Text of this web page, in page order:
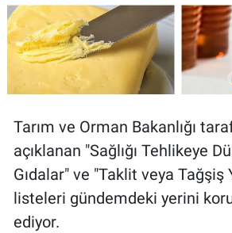
Tarım ve Orman Bakanlığı
açıklanan "Sağlığı Tehlikeye
Gıdalar" ve "Taklit veya Tağşiş
listeleri gündemdeki yerini
ediyor.
Haber
İlan
Kimdir
Koronavirüs
Kültür Sanat
Ne demişti